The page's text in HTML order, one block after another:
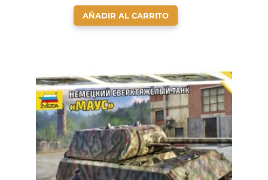
AÑADIR AL CARRITO